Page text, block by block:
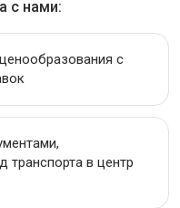
с нами:
с
в центр